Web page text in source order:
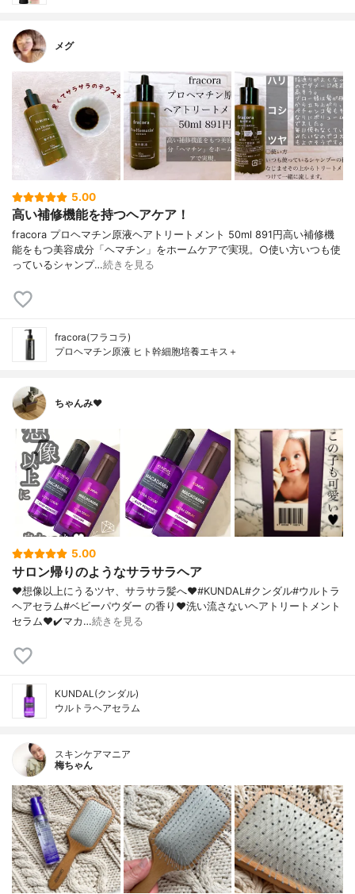
メグ
5.00
高い補修機能を持つヘアケア！
fracora プロヘマチン原液ヘアトリートメント 50ml 891円高い補修機
能をもつ美容成分「ヘマチン」をホームケアで実現。○使い方いつも使
っているシャンプ…続きを見る
fracora(フラコラ)
プロヘマチン原液 ヒト幹細胞培養エキス＋
ちゃんみ♥︎
5.00
サロン帰りのようなサラサラヘア
♥︎想像以上にうるツヤ、サラサラ髪へ♥︎#KUNDAL#クンダル#ウルトラ
ヘアセラム#ベビーパウダー の香り♥︎洗い流さないヘアトリートメント
セラム♥︎✔️マカ…続きを見る
KUNDAL(クンダル)
ウルトラヘアセラム
スキンケアマニア
梅ちゃん